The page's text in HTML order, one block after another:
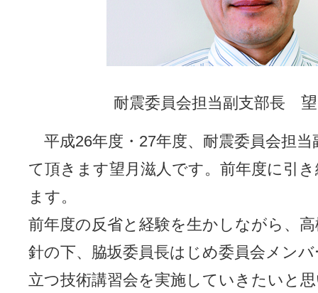
耐震委員会担当副支部長
平成26年度・27年度、耐震委員会担
て頂きます望月滋人です。前年度に引
ます。
前年度の反省と経験を生かしながら、
針の下、脇坂委員長はじめ委員会メン
立つ技術講習会を実施していきたいと